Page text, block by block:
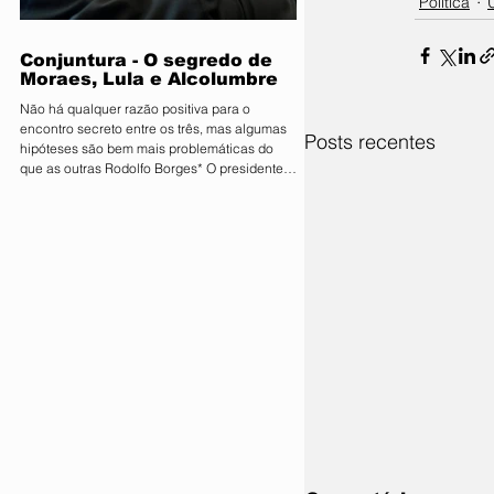
traz como principal bandeira o lema
Conjuntura - O segredo de
Moraes, Lula e Alcolumbre
Não há qualquer razão positiva para o
encontro secreto entre os três, mas algumas
hipóteses são bem mais problemáticas do
que as outras Rodolfo Borges* O presidente
Posts recentes